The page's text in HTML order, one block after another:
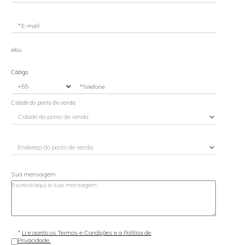
*E-mail
e/ou
Código
*Telefone
Cidade do ponto de venda
Sua mensagem
* Li e aceito os Termos e Condições e a Política de
Privacidade.